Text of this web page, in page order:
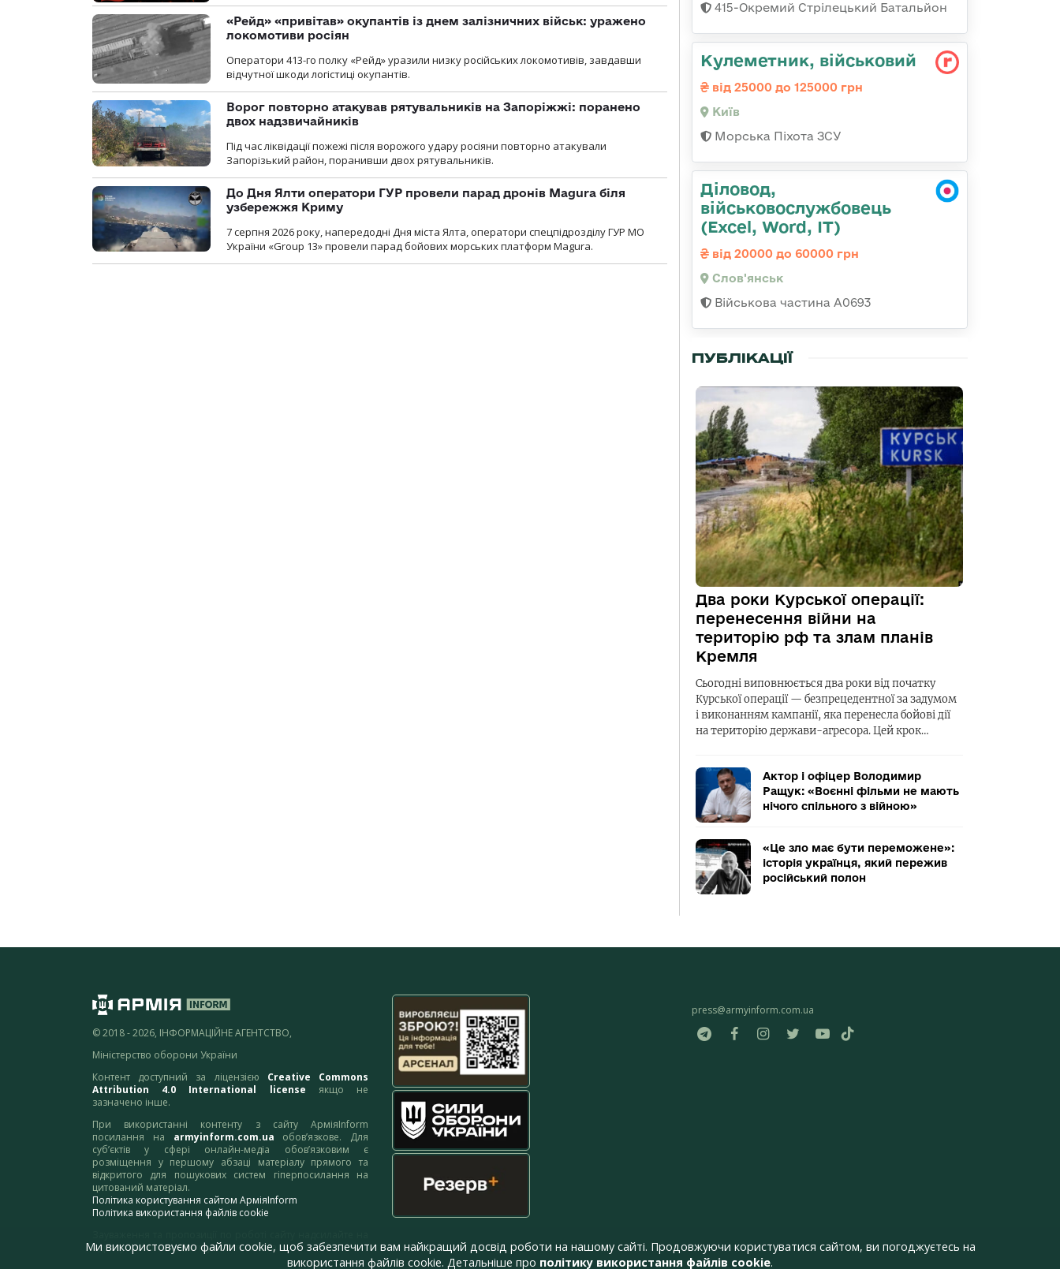
«Рейд» «привітав» окупантів із днем залізничних військ: уражено
локомотиви росіян
Оператори 413-го полку «Рейд» уразили низку російських локомотивів, завдавши
відчутної шкоди логістиці окупантів.
Ворог повторно атакував рятувальників на Запоріжжі: поранено
двох надзвичайників
Під час ліквідації пожежі після ворожого удару росіяни повторно атакували
Запорізький район, поранивши двох рятувальників.
До Дня Ялти оператори ГУР провели парад дронів Magura біля
узбережжя Криму
7 серпня 2026 року, напередодні Дня міста Ялта, оператори спецпідрозділу ГУР МО
України «Group 13» провели парад бойових морських платформ Magura.
415-Окремий Стрілецький Батальйон
Кулеметник, військовий
від 25000 до 125000 грн
Київ
Морська Піхота ЗСУ
Діловод,
військовослужбовець
(Excel, Word, IT)
від 20000 до 60000 грн
Слов'янськ
Військова частина А0693
ПУБЛІКАЦІЇ
Два роки Курської операції:
перенесення війни на
територію рф та злам планів
Кремля
Сьогодні виповнюється два роки від початку
Курської операції — безпрецедентної за задумом
і виконанням кампанії, яка перенесла бойові дії
на територію держави-агресора. Цей крок…
Актор і офіцер Володимир
Ращук: «Воєнні фільми не мають
нічого спільного з війною»
«Це зло має бути переможене»:
історія українця, який пережив
російський полон
© 2018 - 2026, ІНФОРМАЦІЙНЕ АГЕНТСТВО,
Міністерство оборони України
Контент доступний за ліцензією Creative Commons
Attribution 4.0 International license якщо не
зазначено інше.
При використанні контенту з сайту АрміяInform
посилання на armyinform.com.ua обов’язкове. Для
суб’єктів у сфері онлайн-медіа обов’язковим є
розміщення у першому абзаці матеріалу прямого та
відкритого для пошукових систем гіперпосилання на
цитований матеріал.
Політика користування сайтом АрміяInform
Політика використання файлів cookie
адресу:webmaster@armyinform.com.ua
press@armyinform.com.ua
Ми використовуємо файли cookie, щоб забезпечити вам найкращий досвід роботи на нашому сайті. Продовжуючи користуватися сайтом, ви погоджуєтесь на
використання файлів cookie. Детальніше про політику використання файлів cookie.